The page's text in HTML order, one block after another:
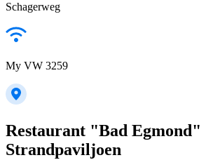
Schagerweg
My VW 3259
Restaurant "Bad Egmond"
Strandpaviljoen